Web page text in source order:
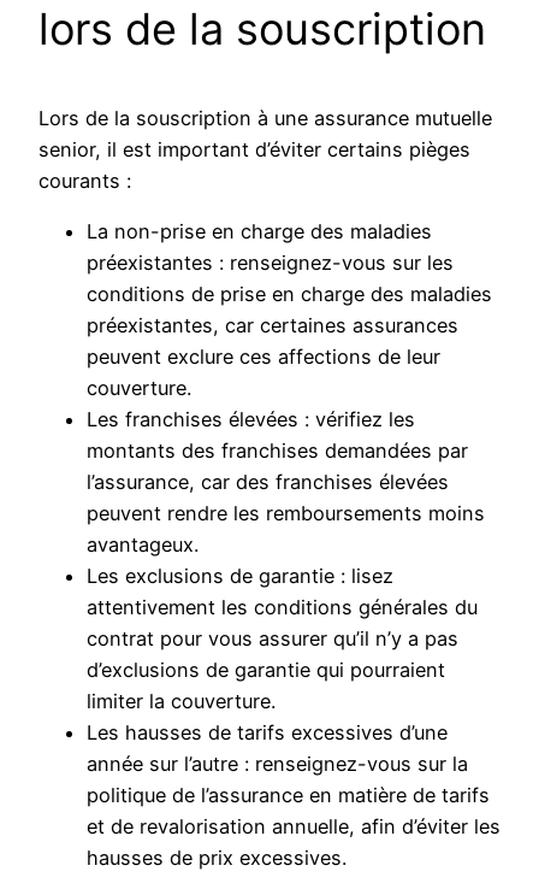
lors de la souscription
Lors de la souscription à une assurance mutuelle
senior, il est important d’éviter certains pièges
courants :
La non-prise en charge des maladies
préexistantes : renseignez-vous sur les
conditions de prise en charge des maladies
préexistantes, car certaines assurances
peuvent exclure ces affections de leur
couverture.
Les franchises élevées : vérifiez les
montants des franchises demandées par
l’assurance, car des franchises élevées
peuvent rendre les remboursements moins
avantageux.
Les exclusions de garantie : lisez
attentivement les conditions générales du
contrat pour vous assurer qu’il n’y a pas
d’exclusions de garantie qui pourraient
limiter la couverture.
Les hausses de tarifs excessives d’une
année sur l’autre : renseignez-vous sur la
politique de l’assurance en matière de tarifs
et de revalorisation annuelle, afin d’éviter les
hausses de prix excessives.